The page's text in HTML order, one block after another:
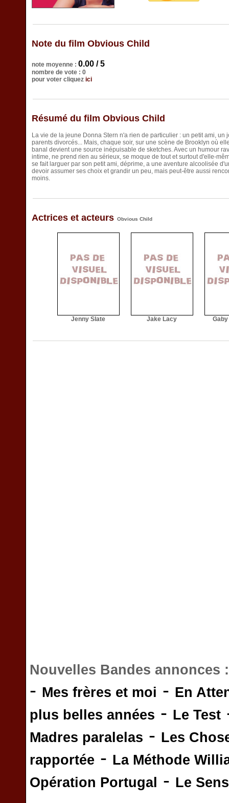
Note du film Obvious Child
note moyenne : 0.00 / 5
nombre de vote : 0
pour voter cliquez ici
Résumé du film Obvious Child
La vie de la jeune Donna Stern n'a rien de particulier : un petit ami,
parents divorcés... Mais, chaque soir, sur une scène de Brooklyn où
banal devient une source inépuisable de sketches. Avec un humour
intime, ne prend rien au sérieux, se moque de tout et surtout d'elle-
se fait larguer par son petit ami, déprime, a une aventure alcoolisée
devoir assumer ses choix et grandir un peu, mais peut-être aussi
moins.
Actrices et acteurs Obvious Child
Jenny Slate Jake Lacy
Nouvelles Bandes annonces
- Mes frères et moi - En
plus belles années - Le Test
Madres paralelas - Les
rapportée - La Méthode
Opération Portugal
- Le